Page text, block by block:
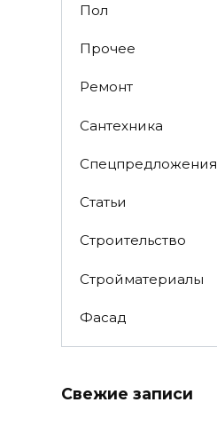
Пол
Прочее
Ремонт
Сантехника
Спецпредложения
Статьи
Строительство
Стройматериалы
Фасад
Свежие записи